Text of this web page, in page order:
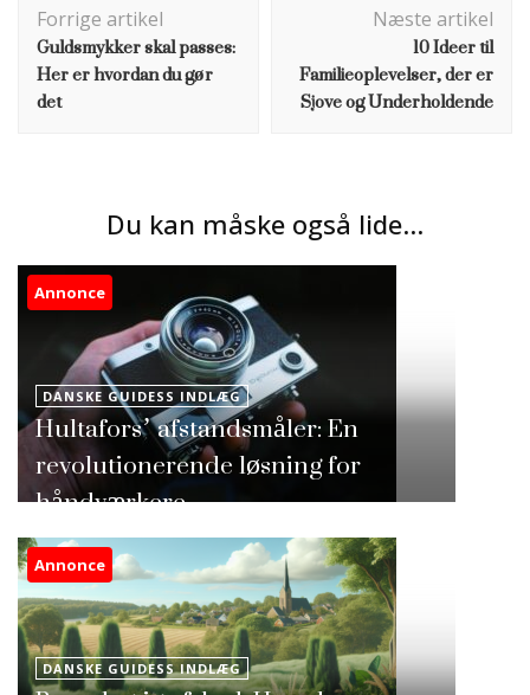
Forrige artikel
Guldsmykker skal passes:
Her er hvordan du gør
det
Næste artikel
10 Ideer til
Familieoplevelser, der er
Sjove og Underholdende
Du kan måske også lide...
Annonce
DANSKE GUIDESS INDLÆG
Hultafors’ afstandsmåler: En
revolutionerende løsning for
håndværkere
Annonce
DANSKE GUIDESS INDLÆG